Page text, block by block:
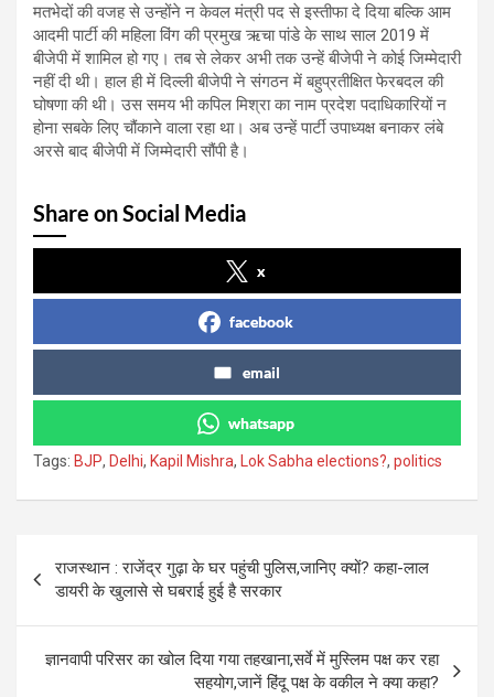
मतभेदों की वजह से उन्होंने न केवल मंत्री पद से इस्तीफा दे दिया बल्कि आम
आदमी पार्टी की महिला विंग की प्रमुख ऋचा पांडे के साथ साल 2019 में
बीजेपी में शामिल हो गए। तब से लेकर अभी तक उन्हें बीजेपी ने कोई जिम्मेदारी
नहीं दी थी। हाल ही में दिल्ली बीजेपी ने संगठन में बहुप्रतीक्षित फेरबदल की
घोषणा की थी। उस समय भी कपिल मिश्रा का नाम प्रदेश पदाधिकारियों न
होना सबके लिए चौंकाने वाला रहा था। अब उन्हें पार्टी उपाध्यक्ष बनाकर लंबे
अरसे बाद बीजेपी में जिम्मेदारी सौंपी है।
Share on Social Media
x
facebook
email
whatsapp
Tags: BJP, Delhi, Kapil Mishra, Lok Sabha elections?, politics
navigation
राजस्थान : राजेंद्र गुढ़ा के घर पहुंची पुलिस,जानिए क्यों? कहा-लाल
डायरी के खुलासे से घबराई हुई है सरकार
ज्ञानवापी परिसर का खोल दिया गया तहखाना,सर्वे में मुस्लिम पक्ष कर रहा
सहयोग,जानें हिंदू पक्ष के वकील ने क्या कहा?